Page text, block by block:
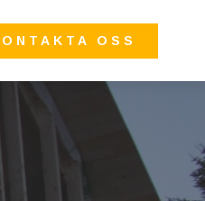
OSS